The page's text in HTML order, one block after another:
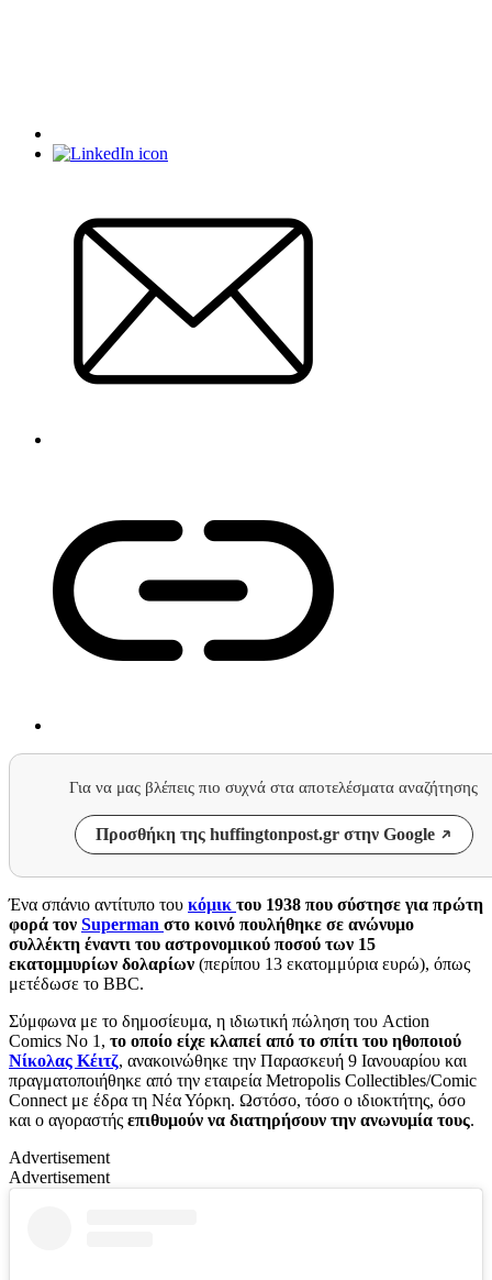
Για να μας βλέπεις πιο συχνά στα αποτελέσματα αναζήτησης
Προσθήκη της huffingtonpost.gr στην Google
Ένα σπάνιο αντίτυπο του κόμικ του 1938 που σύστησε για πρώτη
φορά τον Superman στο κοινό πουλήθηκε σε ανώνυμο
συλλέκτη έναντι του αστρονομικού ποσού των 15
εκατομμυρίων δολαρίων (περίπου 13 εκατομμύρια ευρώ), όπως
μετέδωσε το BBC.
Σύμφωνα με το δημοσίευμα, η ιδιωτική πώληση του Action
Comics No 1, το οποίο είχε κλαπεί από το σπίτι του ηθοποιού
Νίκολας Κέιτζ, ανακοινώθηκε την Παρασκευή 9 Ιανουαρίου και
πραγματοποιήθηκε από την εταιρεία Metropolis Collectibles/Comic
Connect με έδρα τη Νέα Υόρκη. Ωστόσο, τόσο ο ιδιοκτήτης, όσο
και ο αγοραστής επιθυμούν να διατηρήσουν την ανωνυμία τους.
Advertisement
Advertisement